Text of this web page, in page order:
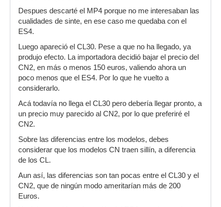
Despues descarté el MP4 porque no me interesaban las
cualidades de sinte, en ese caso me quedaba con el
ES4.
Luego apareció el CL30. Pese a que no ha llegado, ya
produjo efecto. La importadora decidió bajar el precio del
CN2, en más o menos 150 euros, valiendo ahora un
poco menos que el ES4. Por lo que he vuelto a
considerarlo.
Acá todavía no llega el CL30 pero debería llegar pronto, a
un precio muy parecido al CN2, por lo que preferiré el
CN2.
Sobre las diferencias entre los modelos, debes
considerar que los modelos CN traen sillín, a diferencia
de los CL.
Aun así, las diferencias son tan pocas entre el CL30 y el
CN2, que de ningún modo ameritarían más de 200
Euros.